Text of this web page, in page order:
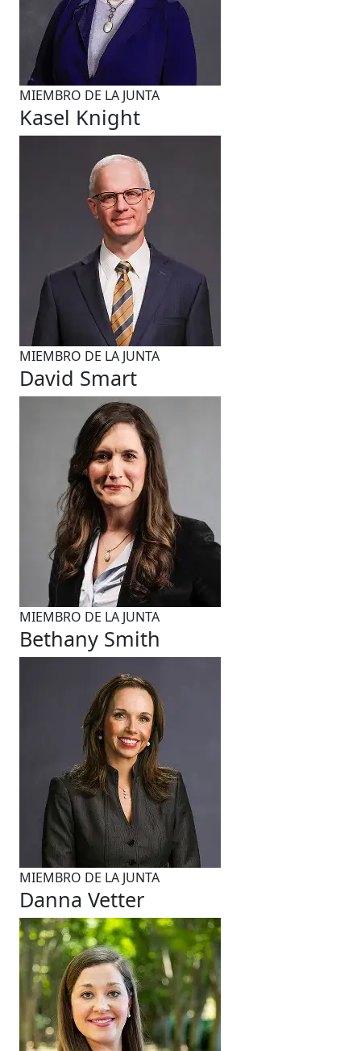
MIEMBRO DE LA JUNTA
Kasel Knight
MIEMBRO DE LA JUNTA
David Smart
MIEMBRO DE LA JUNTA
Bethany Smith
MIEMBRO DE LA JUNTA
Danna Vetter